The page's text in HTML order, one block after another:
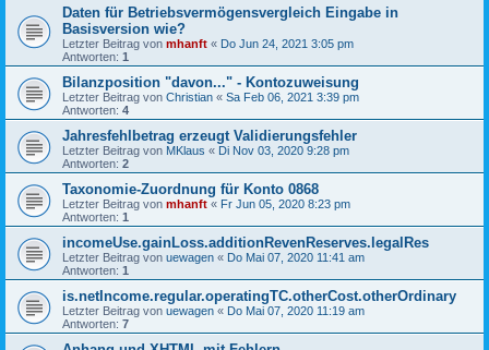
Daten für Betriebsvermögensvergleich Eingabe in
Basisversion wie?
Letzter Beitrag von mhanft « Do Jun 24, 2021 3:05 pm
Antworten: 1
Bilanzposition "davon..." - Kontozuweisung
Letzter Beitrag von Christian « Sa Feb 06, 2021 3:39 pm
Antworten: 4
Jahresfehlbetrag erzeugt Validierungsfehler
Letzter Beitrag von MKlaus « Di Nov 03, 2020 9:28 pm
Antworten: 2
Taxonomie-Zuordnung für Konto 0868
Letzter Beitrag von mhanft « Fr Jun 05, 2020 8:23 pm
Antworten: 1
incomeUse.gainLoss.additionRevenReserves.legalRes
Letzter Beitrag von uewagen « Do Mai 07, 2020 11:41 am
Antworten: 1
is.netIncome.regular.operatingTC.otherCost.otherOrdinary
Letzter Beitrag von uewagen « Do Mai 07, 2020 11:19 am
Antworten: 7